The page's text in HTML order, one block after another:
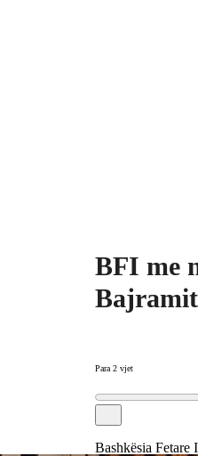
BFI me
Para 2 vjet
Bashkësia Fetare